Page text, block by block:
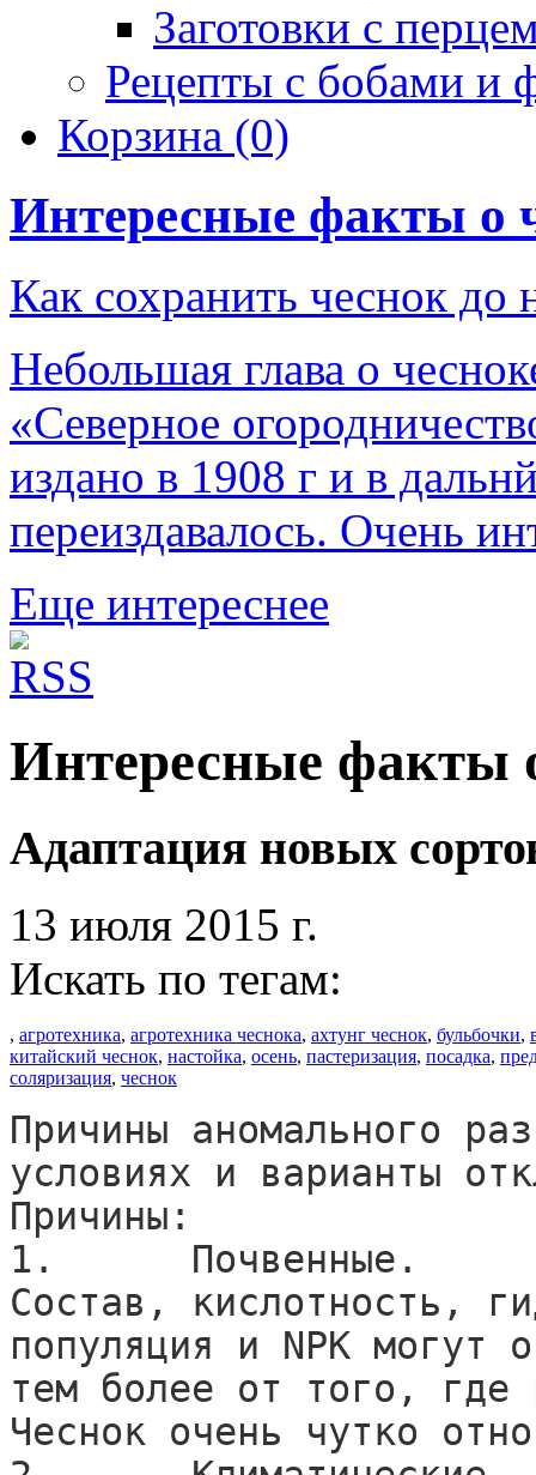
Заготовки с
Рецепты с бобами и
Корзина (0)
Интересные факты о
Как сохранить чеснок до
Небольшая глава о
«Северное
издано в 1908 г и в
переиздавалось. Очень
Еще интереснее
Интересные факты
Адаптация новых
13 июля 2015 г.
Искать по тегам:
, агротехника, агротехника чеснока, ахтунг чеснок, бульбочки,
китайский чеснок, настойка, осень, пастеризация, посадка,
соляризация, чеснок
Причины аномального
условиях и варианты
Причины:
1.	Почвенные.
Состав, кислотность,
популяция и NPK могут
тем более от того, где
Чеснок очень чутко